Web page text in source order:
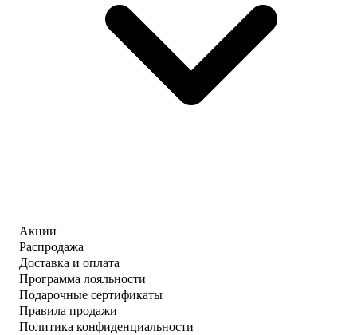
Акции
Распродажа
Доставка и оплата
Программа лояльности
Подарочные сертификаты
Правила продажи
Политика конфиденциальности